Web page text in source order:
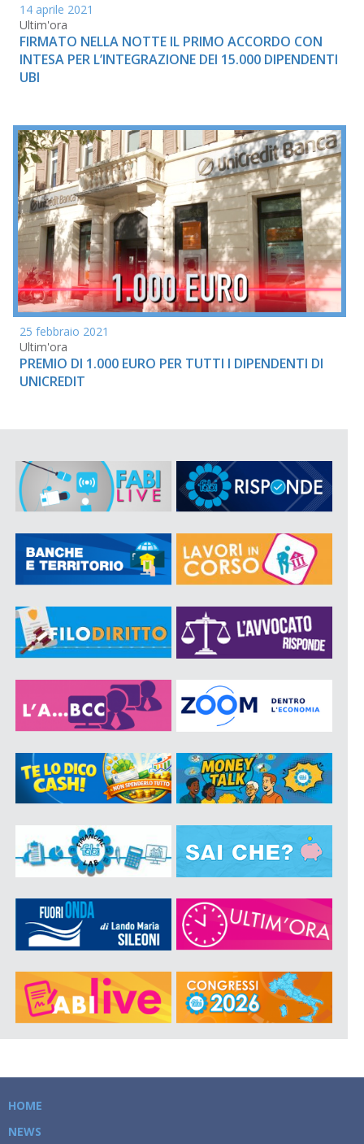
14 aprile 2021
Ultim'ora
FIRMATO NELLA NOTTE IL PRIMO ACCORDO CON
INTESA PER L’INTEGRAZIONE DEI 15.000 DIPENDENTI
UBI
25 febbraio 2021
Ultim'ora
PREMIO DI 1.000 EURO PER TUTTI I DIPENDENTI DI
UNICREDIT
HOME
NEWS